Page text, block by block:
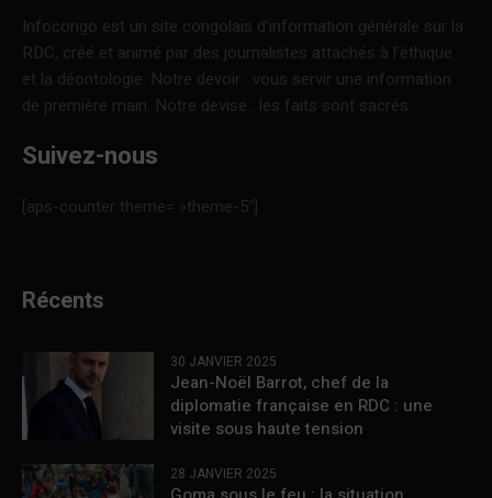
Infocongo est un site congolais d’information générale sur la
RDC, créé et animé par des journalistes attachés à l’éthique
et la déontologie. Notre devoir : vous servir une information
de première main. Notre devise : les faits sont sacrés.
Suivez-nous
[aps-counter theme= »theme-5″]
Récents
30 JANVIER 2025
Jean-Noël Barrot, chef de la
diplomatie française en RDC : une
visite sous haute tension
28 JANVIER 2025